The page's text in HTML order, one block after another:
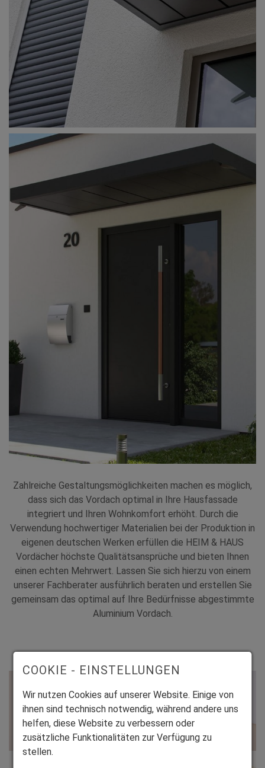
Zahlreiche Gestaltungsmöglichkeiten machen es möglich,
dass sich das Vordach optimal in Ihre Hausfassade
integriert und Ihren Wohnkomfort erhöht. Durch die
Verwendung hochwertiger Materialien bei der Produktion in
eigenen deutschen Werken erfüllen die HEIM & HAUS
Vordächer höchste Qualitätsansprüche und bieten Ihnen
einen echten Mehrwert. Lassen Sie sich hierzu von einem
unserer Fachberater ausführlich beraten und erstellen Sie
gemeinsam das optimal auf Ihre Bedürfnisse abgestimmte
Aluminium Vordach.
COOKIE - EINSTELLUNGEN
Wir nutzen Cookies auf unserer Website. Einige von
ihnen sind technisch notwendig, während andere uns
helfen, diese Website zu verbessern oder
zusätzliche Funktionalitäten zur Verfügung zu
stellen.